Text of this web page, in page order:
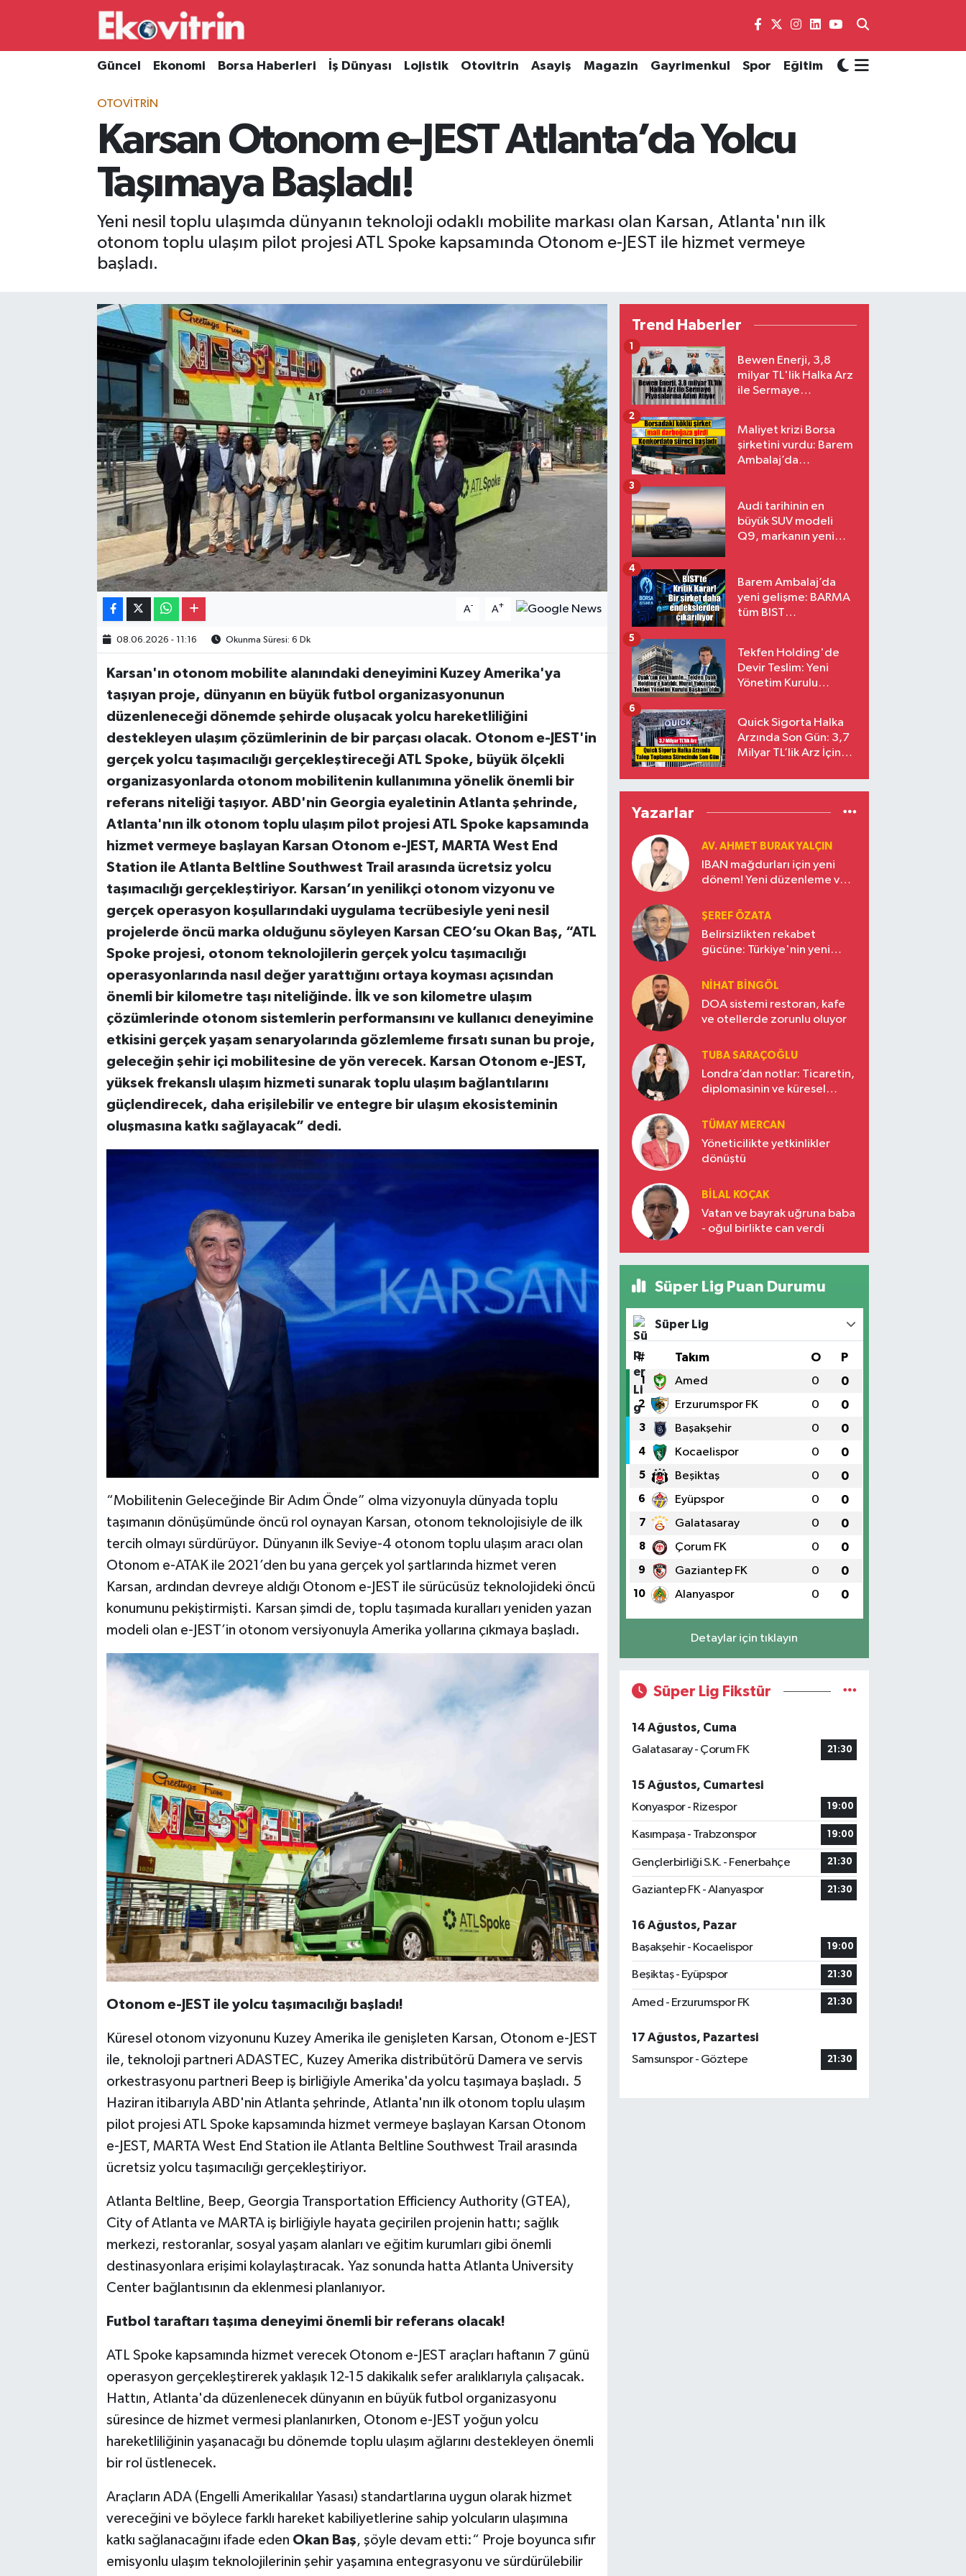
Güncel Ekonomi Borsa Haberleri İş Dünyası Lojistik Otovitrin Asayiş Magazin Gayrimenkul Spor Eğitim
OTOVITRIN
Karsan Otonom e-JEST Atlanta’da Yolcu
Taşımaya Başladı!
Yeni nesil toplu ulaşımda dünyanın teknoloji odaklı mobilite markası olan Karsan, Atlanta'nın ilk
otonom toplu ulaşım pilot projesi ATL Spoke kapsamında Otonom e-JEST ile hizmet vermeye
başladı.
A- A+
08.06.2026 - 11:16 Okunma Süresi: 6 Dk
Karsan'ın otonom mobilite alanındaki deneyimini Kuzey Amerika'ya
taşıyan proje, dünyanın en büyük futbol organizasyonunun
düzenleneceği dönemde şehirde oluşacak yolcu hareketliliğini
destekleyen ulaşım çözümlerinin de bir parçası olacak. Otonom e-JEST'in
gerçek yolcu taşımacılığı gerçekleştireceği ATL Spoke, büyük ölçekli
organizasyonlarda otonom mobilitenin kullanımına yönelik önemli bir
referans niteliği taşıyor. ABD'nin Georgia eyaletinin Atlanta şehrinde,
Atlanta'nın ilk otonom toplu ulaşım pilot projesi ATL Spoke kapsamında
hizmet vermeye başlayan Karsan Otonom e-JEST, MARTA West End
Station ile Atlanta Beltline Southwest Trail arasında ücretsiz yolcu
taşımacılığı gerçekleştiriyor. Karsan’ın yenilikçi otonom vizyonu ve
gerçek operasyon koşullarındaki uygulama tecrübesiyle yeni nesil
projelerde öncü marka olduğunu söyleyen Karsan CEO’su Okan Baş, “ATL
Spoke projesi, otonom teknolojilerin gerçek yolcu taşımacılığı
operasyonlarında nasıl değer yarattığını ortaya koyması açısından
önemli bir kilometre taşı niteliğinde. İlk ve son kilometre ulaşım
çözümlerinde otonom sistemlerin performansını ve kullanıcı deneyimine
etkisini gerçek yaşam senaryolarında gözlemleme fırsatı sunan bu proje,
geleceğin şehir içi mobilitesine de yön verecek. Karsan Otonom e-JEST,
yüksek frekanslı ulaşım hizmeti sunarak toplu ulaşım bağlantılarını
güçlendirecek, daha erişilebilir ve entegre bir ulaşım ekosisteminin
oluşmasına katkı sağlayacak” dedi.
“Mobilitenin Geleceğinde Bir Adım Önde” olma vizyonuyla dünyada toplu
taşımanın dönüşümünde öncü rol oynayan Karsan, otonom teknolojisiyle de ilk
tercih olmayı sürdürüyor. Dünyanın ilk Seviye-4 otonom toplu ulaşım aracı olan
Otonom e-ATAK ile 2021’den bu yana gerçek yol şartlarında hizmet veren
Karsan, ardından devreye aldığı Otonom e-JEST ile sürücüsüz teknolojideki öncü
konumunu pekiştirmişti. Karsan şimdi de, toplu taşımada kuralları yeniden yazan
modeli olan e-JEST’in otonom versiyonuyla Amerika yollarına çıkmaya başladı.
Otonom e-JEST ile yolcu taşımacılığı başladı!
Küresel otonom vizyonunu Kuzey Amerika ile genişleten Karsan, Otonom e-JEST
ile, teknoloji partneri ADASTEC, Kuzey Amerika distribütörü Damera ve servis
orkestrasyonu partneri Beep iş birliğiyle Amerika'da yolcu taşımaya başladı. 5
Haziran itibarıyla ABD'nin Atlanta şehrinde, Atlanta'nın ilk otonom toplu ulaşım
pilot projesi ATL Spoke kapsamında hizmet vermeye başlayan Karsan Otonom
e-JEST, MARTA West End Station ile Atlanta Beltline Southwest Trail arasında
ücretsiz yolcu taşımacılığı gerçekleştiriyor.
Atlanta Beltline, Beep, Georgia Transportation Efficiency Authority (GTEA),
City of Atlanta ve MARTA iş birliğiyle hayata geçirilen projenin hattı; sağlık
merkezi, restoranlar, sosyal yaşam alanları ve eğitim kurumları gibi önemli
destinasyonlara erişimi kolaylaştıracak. Yaz sonunda hatta Atlanta University
Center bağlantısının da eklenmesi planlanıyor.
Futbol taraftarı taşıma deneyimi önemli bir referans olacak!
ATL Spoke kapsamında hizmet verecek Otonom e-JEST araçları haftanın 7 günü
operasyon gerçekleştirerek yaklaşık 12-15 dakikalık sefer aralıklarıyla çalışacak.
Hattın, Atlanta'da düzenlenecek dünyanın en büyük futbol organizasyonu
süresince de hizmet vermesi planlanırken, Otonom e-JEST yoğun yolcu
hareketliliğinin yaşanacağı bu dönemde toplu ulaşım ağlarını destekleyen önemli
bir rol üstlenecek.
Araçların ADA (Engelli Amerikalılar Yasası) standartlarına uygun olarak hizmet
vereceğini ve böylece farklı hareket kabiliyetlerine sahip yolcuların ulaşımına
katkı sağlanacağını ifade eden Okan Baş, şöyle devam etti:“ Proje boyunca sıfır
emisyonlu ulaşım teknolojilerinin şehir yaşamına entegrasyonu ve sürdürülebilir
Trend Haberler
Bewen Enerji, 3,8
milyar TL'lik Halka Arz
ile Sermaye
1
Maliyet krizi Borsa
şirketini vurdu: Barem
Ambalaj’da
2
Audi tarihinin en
büyük SUV modeli
Q9, markanın yeni
3
Barem Ambalaj’da
yeni gelişme: BARMA
tüm BIST
4
Tekfen Holding'de
Devir Teslim: Yeni
Yönetim Kurulu
5
Quick Sigorta Halka
Arzında Son Gün: 3,7
Milyar TL’lik Arz İçin
Eriyor
6
Yazarlar
AV. AHMET BURAK YALÇIN
IBAN mağdurları için yeni
dönem! Yeni düzenleme ve
ŞEREF ÖZATA
Belirsizlikten rekabet
gücüne: Türkiye'nin yeni
NIHAT BINGÖL
DOA sistemi restoran, kafe
ve otellerde zorunlu oluyor
TUBA SARAÇOĞLU
Londra’dan notlar: Ticaretin,
diplomasinin ve küresel
Türkiye’nin yükselen gücü
TÜMAY MERCAN
Yöneticilikte yetkinlikler
dönüştü
BILAL KOÇAK
Vatan ve bayrak uğruna baba
- oğul birlikte can verdi
Süper Lig Puan Durumu
Süper Lig
# Takım O P
1 Amed 0 0
2 Erzurumspor FK 0 0
3 Başakşehir 0 0
4 Kocaelispor 0 0
5 Beşiktaş 0 0
6 Eyüpspor 0 0
7 Galatasaray 0 0
8 Çorum FK 0 0
9 Gaziantep FK 0 0
10 Alanyaspor 0 0
Detaylar için tıklayın
Süper Lig Fikstür
14 Ağustos, Cuma
Galatasaray - Çorum FK
21:30
15 Ağustos, Cumartesi
Konyaspor - Rizespor
19:00
Kasımpaşa - Trabzonspor 19:00
Gençlerbirliği S.K. - Fenerbahçe 21:30
Gaziantep FK - Alanyaspor 21:30
16 Ağustos, Pazar
Başakşehir - Kocaelispor
19:00
Beşiktaş - Eyüpspor 21:30
Amed - Erzurumspor FK 21:30
17 Ağustos, Pazartesi
Samsunspor - Göztepe
21:30
Güncel
Borsa Haberleri
İş Dünyası
Gayrimenkul
Hava Durumu
Süper Lig Puan Durumu ve Fikstür
Tüm Manşetler
Son Dakika Haberleri
Haber Arşivi